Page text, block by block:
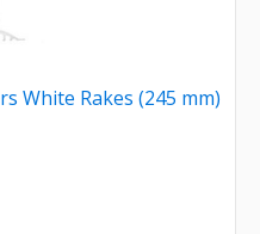
White Rakes (245 mm)